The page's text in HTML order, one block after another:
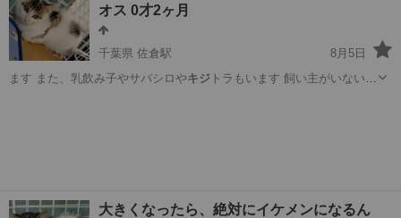
明 ...
オス 0才2ヶ月
千葉県 佐倉駅
8月5日
ます また、乳飲み子やサバシロやキジトラもいます 飼い主がいないこ
大きくなったら、絶対にイケメンになるん